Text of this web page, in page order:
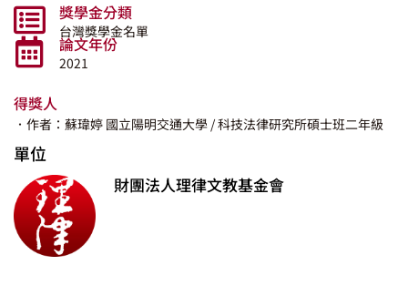
獎學金分類
台灣獎學金名單
論文年份
2021
得獎人
．作者：蘇瑋婷 國立陽明交通大學 / 科技法律研究所碩士班二年級
單位
財團法人理律文教基金會